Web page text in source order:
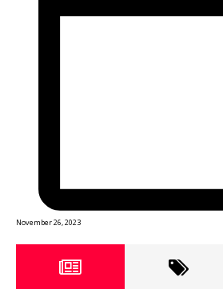
November 26, 2023